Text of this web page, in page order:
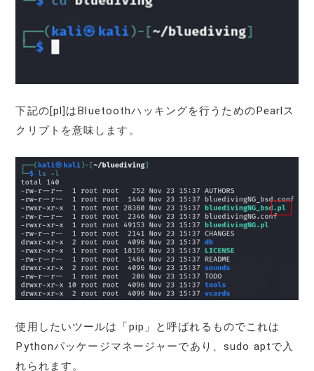
下記の[pl]はBluetoothハッキングを行うためのPearlス
クリプトを意味します。
使用したいツールは「pip」と呼ばれるものでこれは
Pythonパッケージマネージャーであり、sudo aptで入
れられます。